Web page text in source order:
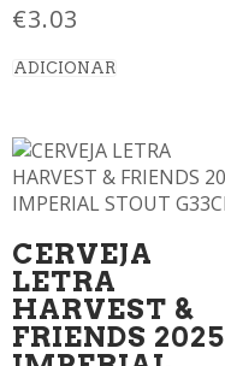
€3.03
ADICIONAR
CERVEJA
LETRA
HARVEST &
FRIENDS 2025